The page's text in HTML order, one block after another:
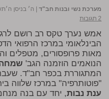
מערכת נשי ובנות חב"ד ה׳ בניסן
2 תגובות
אמש נערך טקס רב רושם
הבינלאומי במרכז הרפואי
מאות פרופסורים, מטפלים
הנואמים הוזמנה הגב'
המתגוררת בכפר חב"ד.
"פוטותרפיה" במרכז שלווה
ענת נבות, יחד עם בנה